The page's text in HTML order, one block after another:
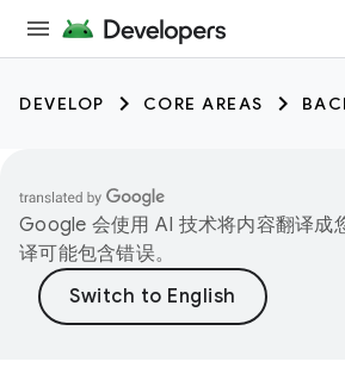
DEVELOP CORE AREAS
Google 会使用 AI 技术将内容翻译成
译可能包含错误。